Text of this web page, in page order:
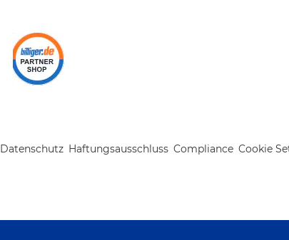
Datenschutz Haftungsausschluss Compliance Cookie